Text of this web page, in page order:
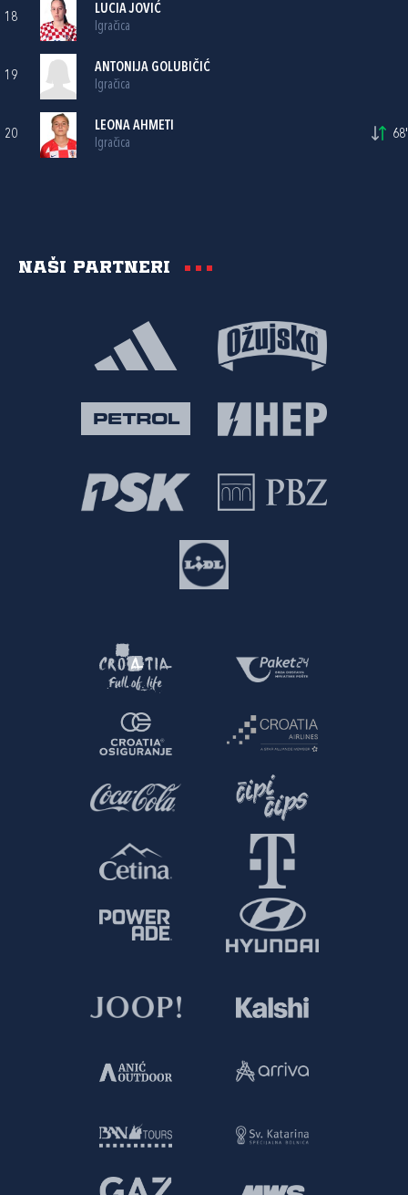
18
LUCIA JOVIĆ
Igračica
19
ANTONIJA GOLUBIČIĆ
Igračica
20
LEONA AHMETI
Igračica
68'
Naši partneri